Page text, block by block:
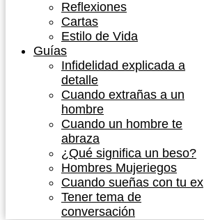
Reflexiones
Cartas
Estilo de Vida
Guías
Infidelidad explicada a
detalle
Cuando extrañas a un
hombre
Cuando un hombre te
abraza
¿Qué significa un beso?
Hombres Mujeriegos
Cuando sueñas con tu ex
Tener tema de
conversación